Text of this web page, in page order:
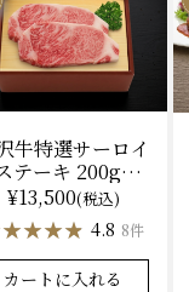
牛特選サーロイ
テーキ 200g×2
枚（冷凍）送料無
料 化粧箱入
¥13,500(税込)
4.8 8件
カートに入れる